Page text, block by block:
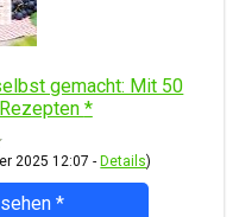
gemacht: Mit 50
*
2025 12:07 - Details)
*